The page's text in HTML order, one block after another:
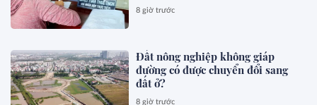
8 giờ trước
Đất nông nghiệp không giáp
đường có được chuyển đổi sang
đất ở?
8 giờ trước